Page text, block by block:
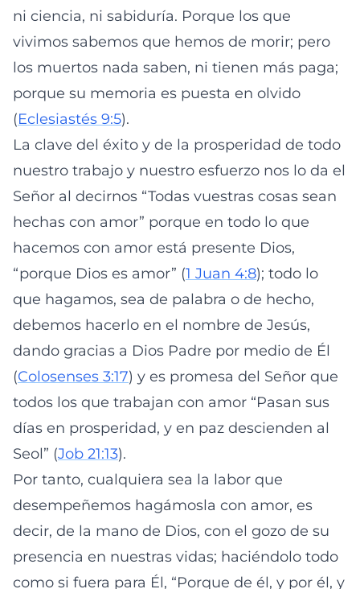
ni ciencia, ni sabiduría. Porque los que
vivimos sabemos que hemos de morir; pero
los muertos nada saben, ni tienen más paga;
porque su memoria es puesta en olvido
(Eclesiastés 9:5).
La clave del éxito y de la prosperidad de todo
nuestro trabajo y nuestro esfuerzo nos lo da el
Señor al decirnos “Todas vuestras cosas sean
hechas con amor” porque en todo lo que
hacemos con amor está presente Dios,
“porque Dios es amor” (1 Juan 4:8); todo lo
que hagamos, sea de palabra o de hecho,
debemos hacerlo en el nombre de Jesús,
dando gracias a Dios Padre por medio de Él
(Colosenses 3:17) y es promesa del Señor que
todos los que trabajan con amor “Pasan sus
días en prosperidad, y en paz descienden al
Seol” (Job 21:13).
Por tanto, cualquiera sea la labor que
desempeñemos hagámosla con amor, es
decir, de la mano de Dios, con el gozo de su
presencia en nuestras vidas; haciéndolo todo
como si fuera para Él, “Porque de él, y por él, y